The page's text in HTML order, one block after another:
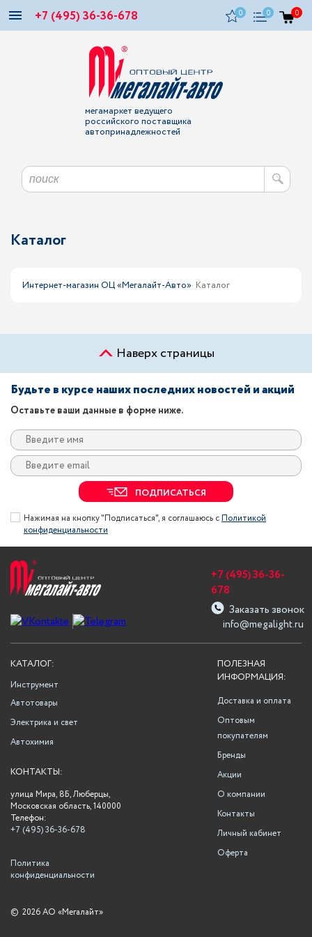
+7 (495) 36-36-678 0 0 0
мегамаркет ведущего
российского поставщика
автопринадлежностей
Каталог
Интернет-магазин ОЦ «Мегалайт-Авто» Каталог
Наверх страницы
Будьте в курсе наших последних новостей и акций
Оставьте ваши данные в форме ниже.
ПОДПИСАТЬСЯ
Нажимая на кнопку "Подписаться", я соглашаюсь сПолитикой
конфиденциальности
info@megalight.ru
+7 (495) 36-36-
678
Заказать звонок
ПОЛЕЗНАЯ
ИНФОРМАЦИЯ:
Доставка и оплата
Оптовым
покупателям
Бренды
Акции
О компании
Контакты
Личный кабинет
Оферта
КАТАЛОГ:
Инструмент
Автотовары
Электрика и свет
Автохимия
КОНТАКТЫ:
улица Мира, 8Б, Люберцы,
Московская область, 140000
Телефон:
+7 (495) 36-36-678
Политика
конфиденциальности
© 2026 АО «Мегалайт»